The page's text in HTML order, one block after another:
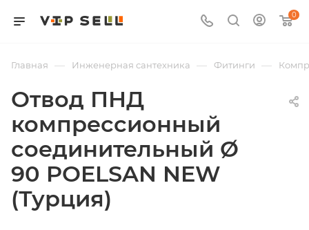
0
Главная — Инженерная сантехника — Фитинги —
Отвод ПНД
компрессионный
соединительный Ø
90 POELSAN NEW
(Турция)